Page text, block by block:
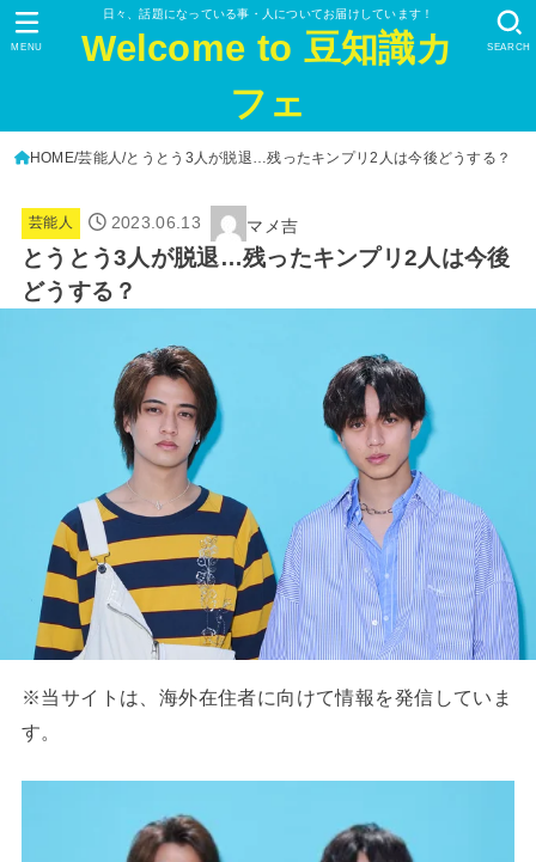
日々、話題になっている事・人についてお届けしています！
Welcome to 豆知識カ
フェ
SEARCH
MENU
HOME 芸能人 とうとう3人が脱退…残ったキンプリ2人は今後どうする？
芸能人 2023.06.13 マメ吉
とうとう3人が脱退…残ったキンプリ2人は今後
どうする？
※当サイトは、海外在住者に向けて情報を発信していま
す。